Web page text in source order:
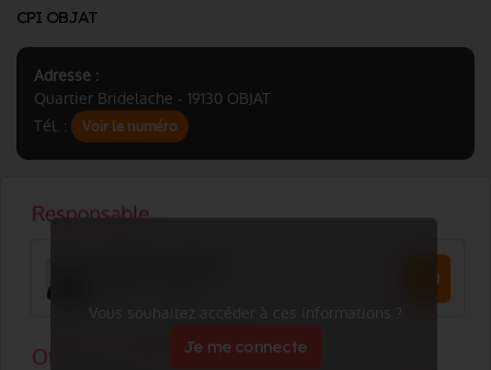
CPI OBJAT
Adresse :
Quartier Bridelache - 19130 OBJAT
Tél. :
Voir le numéro
Vous souhaitez accéder à ces informations ?
Je me connecte